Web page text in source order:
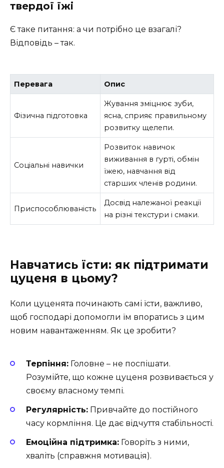
твердої їжі
Є таке питання: а чи потрібно це взагалі?
Відповідь – так.
Перевага Опис
Фізична підготовка
Жування зміцнює зуби,
ясна, сприяє правильному
розвитку щелепи.
Соціальні навички
Розвиток навичок
виживання в гурті, обмін
їжею, навчання від
старших членів родини.
Приспособлюваність
Досвід належаної реакції
на різні текстури і смаки.
Навчатись їсти: як підтримати
цуценя в цьому?
Коли цуценята починають самі їсти, важливо,
щоб господарі допомогли їм впоратись з цим
новим навантаженням. Як це зробити?
Терпіння: Головне – не поспішати.
Розумійте, що кожне цуценя розвивається у
своєму власному темпі.
Регулярність: Привчайте до постійного
часу кормління. Це дає відчуття стабільності.
Емоційна підтримка: Говоріть з ними,
хваліть (справжня мотивація).